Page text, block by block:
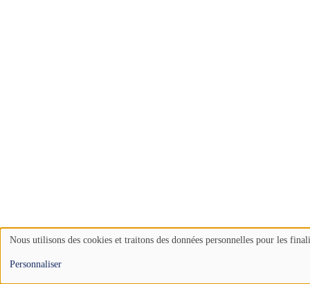
of
Nous utilisons des cookies et traitons des données personnelles pour les
Personnaliser